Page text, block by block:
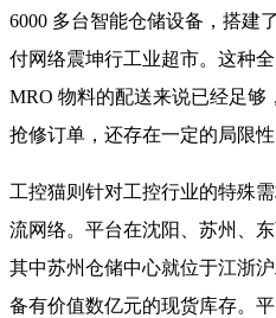
6000 多台智能仓储设备，搭建
付网络震坤行工业超市。这种
MRO 物料的配送来说已经足够
抢修订单，还存在一定的局限性
工控猫则针对工控行业的特殊
流网络。平台在沈阳、苏州、
其中苏州仓储中心就位于江浙
备有价值数亿元的现货库存。